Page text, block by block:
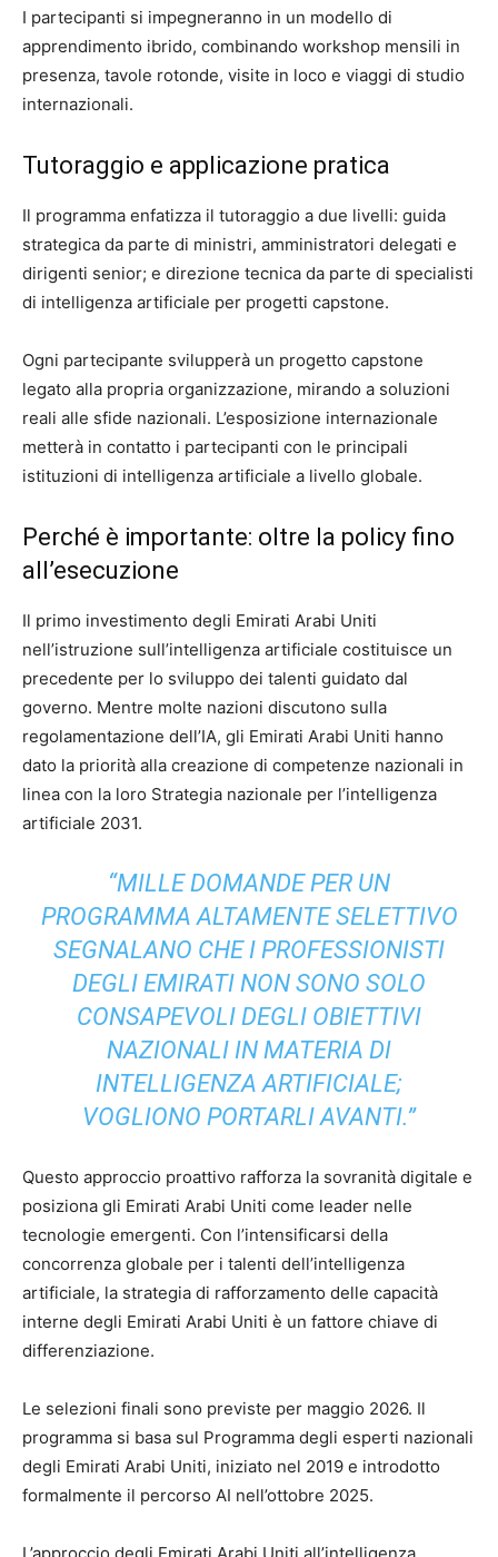
I partecipanti si impegneranno in un modello di
apprendimento ibrido, combinando workshop mensili in
presenza, tavole rotonde, visite in loco e viaggi di studio
internazionali.
Tutoraggio e applicazione pratica
Il programma enfatizza il tutoraggio a due livelli: guida
strategica da parte di ministri, amministratori delegati e
dirigenti senior; e direzione tecnica da parte di specialisti
di intelligenza artificiale per progetti capstone.
Ogni partecipante svilupperà un progetto capstone
legato alla propria organizzazione, mirando a soluzioni
reali alle sfide nazionali. L’esposizione internazionale
metterà in contatto i partecipanti con le principali
istituzioni di intelligenza artificiale a livello globale.
Perché è importante: oltre la policy fino
all’esecuzione
Il primo investimento degli Emirati Arabi Uniti
nell’istruzione sull’intelligenza artificiale costituisce un
precedente per lo sviluppo dei talenti guidato dal
governo. Mentre molte nazioni discutono sulla
regolamentazione dell’IA, gli Emirati Arabi Uniti hanno
dato la priorità alla creazione di competenze nazionali in
linea con la loro Strategia nazionale per l’intelligenza
artificiale 2031.
“MILLE DOMANDE PER UN
PROGRAMMA ALTAMENTE SELETTIVO
SEGNALANO CHE I PROFESSIONISTI
DEGLI EMIRATI NON SONO SOLO
CONSAPEVOLI DEGLI OBIETTIVI
NAZIONALI IN MATERIA DI
INTELLIGENZA ARTIFICIALE;
VOGLIONO PORTARLI AVANTI.”
Questo approccio proattivo rafforza la sovranità digitale e
posiziona gli Emirati Arabi Uniti come leader nelle
tecnologie emergenti. Con l’intensificarsi della
concorrenza globale per i talenti dell’intelligenza
artificiale, la strategia di rafforzamento delle capacità
interne degli Emirati Arabi Uniti è un fattore chiave di
differenziazione.
Le selezioni finali sono previste per maggio 2026. Il
programma si basa sul Programma degli esperti nazionali
degli Emirati Arabi Uniti, iniziato nel 2019 e introdotto
formalmente il percorso AI nell’ottobre 2025.